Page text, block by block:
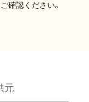
確認ください。
元